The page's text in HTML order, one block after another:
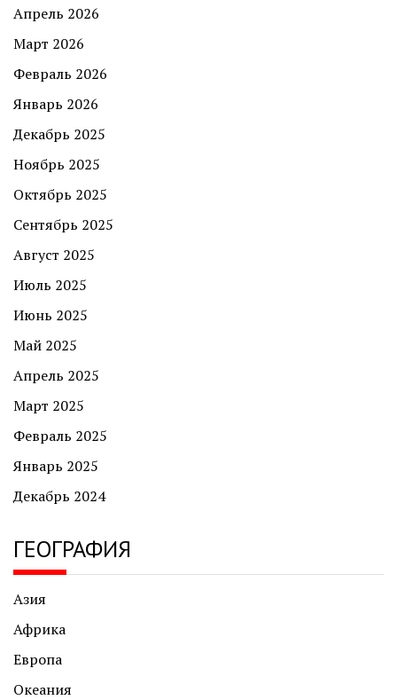
Апрель 2026
Март 2026
Февраль 2026
Январь 2026
Декабрь 2025
Ноябрь 2025
Октябрь 2025
Сентябрь 2025
Август 2025
Июль 2025
Июнь 2025
Май 2025
Апрель 2025
Март 2025
Февраль 2025
Январь 2025
Декабрь 2024
ГЕОГРАФИЯ
Азия
Африка
Европа
Океания